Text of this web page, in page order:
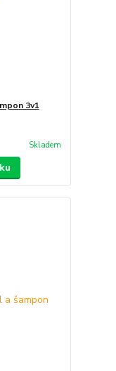
3v1
Skladem